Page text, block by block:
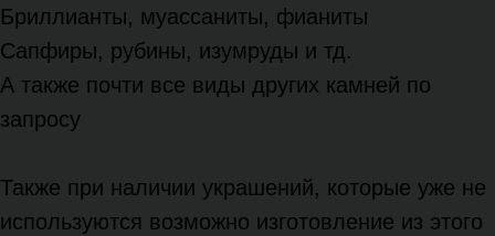
Бриллианты, муассаниты, фианиты
Сапфиры, рубины, изумруды и тд.
А также почти все виды других камней по
запросу
Также при наличии украшений, которые уже не
используются возможно изготовление из этого